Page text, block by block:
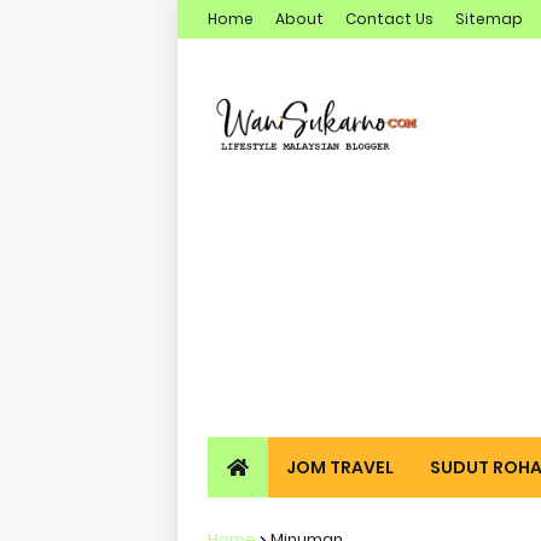
Home About Contact Us Sitemap
JOM TRAVEL SUDUT